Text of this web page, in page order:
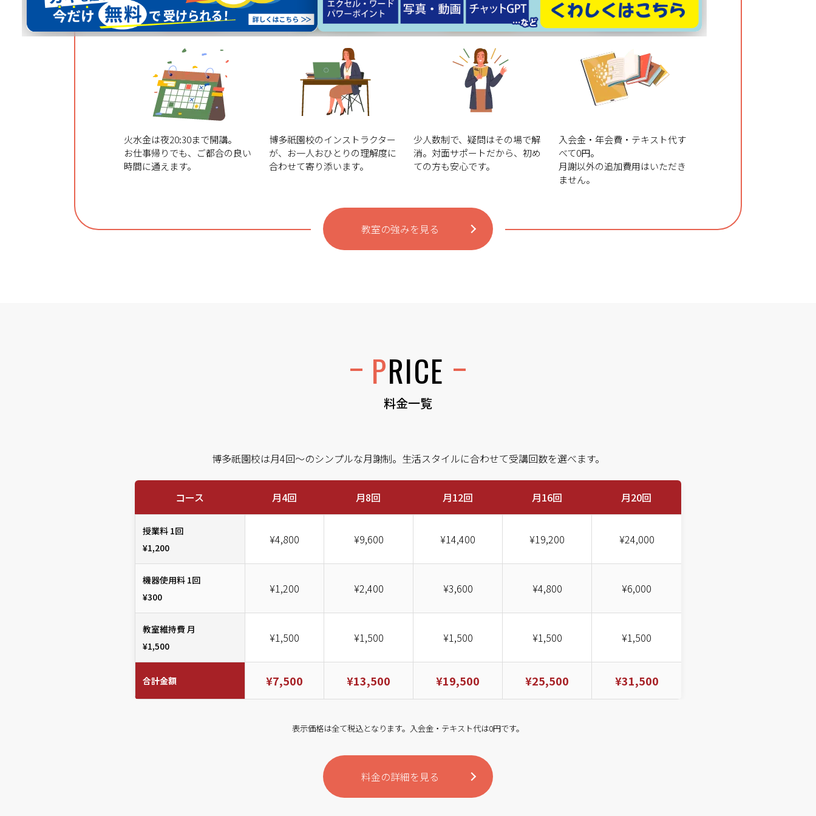
自由自在
火水金は夜20:30まで開講。
お仕事帰りでも、ご都合の良い
時間に通えます。
ペースで学習
博多祇園校のインストラクター
が、お一人おひとりの理解度に
合わせて寄り添います。
質問できる
少人数制で、疑問はその場で解
消。対面サポートだから、初め
ての方も安心です。
無料進呈
入会金・年会費・テキスト代す
べて0円。
月謝以外の追加費用はいただき
ません。
教室の強みを見る
PRICE
料金一覧
博多祇園校は月4回〜のシンプルな月謝制。生活スタイルに合わせて受講回数を選べます。
コース 月4回 月8回 月12回 月16回 月20回
授業料 1回
¥1,200
¥4,800 ¥9,600 ¥14,400 ¥19,200 ¥24,000
機器使用料 1回
¥300
¥1,200 ¥2,400 ¥3,600 ¥4,800 ¥6,000
教室維持費 月
¥1,500
¥1,500 ¥1,500 ¥1,500 ¥1,500 ¥1,500
合計金額 ¥7,500 ¥13,500 ¥19,500 ¥25,500 ¥31,500
表示価格は全て税込となります。入会金・テキスト代は0円です。
料金の詳細を見る